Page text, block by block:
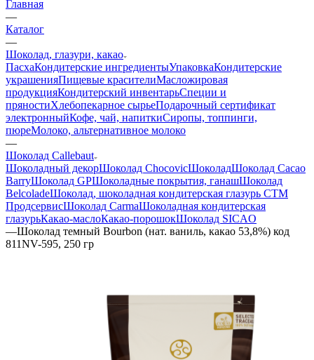
Главная
—
Каталог
—
Шоколад, глазури, какао
ПасхаКондитерские ингредиентыУпаковкаКондитерские
украшенияПищевые красителиМасложировая
продукцияКондитерский инвентарьСпеции и
пряностиХлебопекарное сырьеПодарочный сертификат
электронныйКофе, чай, напиткиСиропы, топпинги,
пюреМолоко, альтернативное молоко
—
Шоколад Callebaut
Шоколадный декорШоколад ChocovicШоколадШоколад Cacao
BarryШоколад GPШоколадные покрытия, ганашШоколад
BelcoladeШоколад, шоколадная кондитерская глазурь СТМ
ПродсервисШоколад CarmaШоколадная кондитерская
глазурьКакао-маслоКакао-порошокШоколад SICAO
—Шоколад темный Bourbon (нат. ваниль, какао 53,8%) код
811NV-595, 250 гр